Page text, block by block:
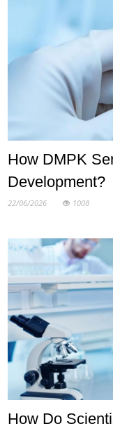
How DMPK
Development?
22/06/2026 1008
How Do